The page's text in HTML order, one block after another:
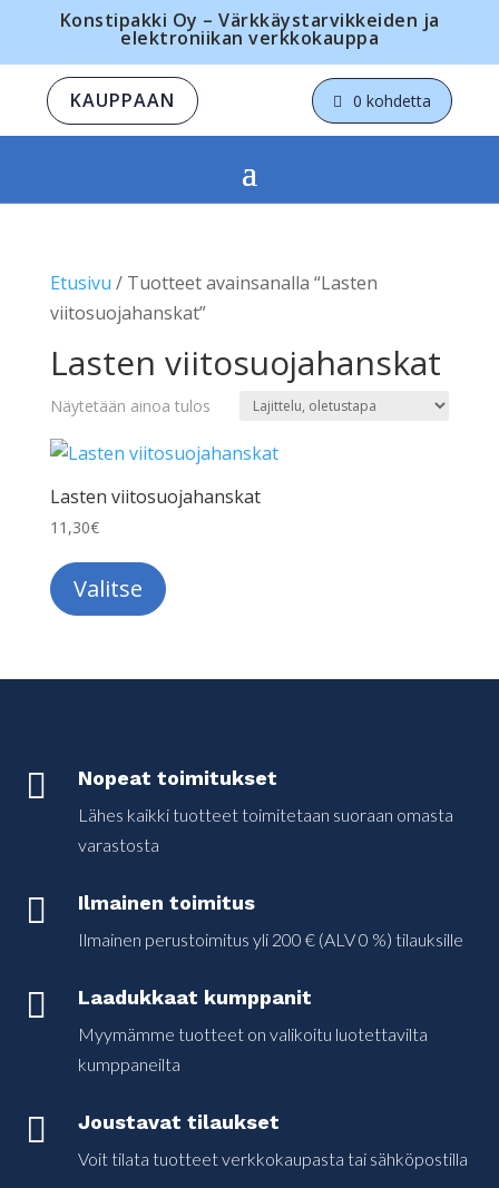
Konstipakki Oy – Värkkäystarvikkeiden ja
elektroniikan verkkokauppa
KAUPPAAN 0 kohdetta
Etusivu / Tuotteet avainsanalla “Lasten
viitosuojahanskat”
Lasten viitosuojahanskat
Näytetään ainoa tulos
Lasten viitosuojahanskat
11,30€
Valitse
tuotteella
muunnelma.
sivulla.
 Nopeat toimitukset
Lähes kaikki tuotteet toimitetaan suoraan omasta
varastosta
 Ilmainen toimitus
Ilmainen perustoimitus yli 200 € (ALV 0 %) tilauksille
 Laadukkaat kumppanit
Myymämme tuotteet on valikoitu luotettavilta
kumppaneilta
 Joustavat tilaukset
Voit tilata tuotteet verkkokaupasta tai sähköpostilla